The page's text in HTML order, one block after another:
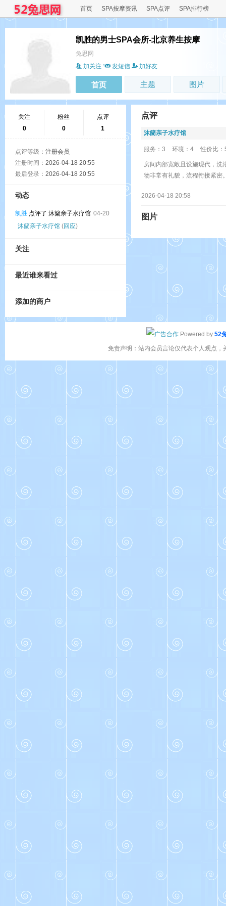
首页 SPA按摩资讯 SPA点评 SPA排行榜
凯胜的男士SPA会所-北京养生按摩
兔思网
加关注
发短信 加好友
首页 主题 图片
关注
0
粉丝
0
点评
1
点评等级： 注册会员
注册时间： 2026-04-18 20:55
最后登录： 2026-04-18 20:55
动态
凯胜 点评了 沐籣亲子水疗馆 04-20
沐籣亲子水疗馆 (回应)
关注
最近谁来看过
添加的商户
点评
沐籣亲子水疗馆
服务：3 环境：4 性价比：
房间内部宽敞且设施现代，洗
物非常有礼貌，流程衔接紧密
2026-04-18 20:58
图片
Powered by 52
免责声明：站内会员言论仅代表个人观点